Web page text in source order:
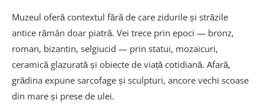
Muzeul oferă contextul fără de care zidurile și străzile
antice rămân doar piatră. Vei trece prin epoci — bronz,
roman, bizantin, selgiucid — prin statui, mozaicuri,
ceramică glazurată și obiecte de viață cotidiană. Afară,
grădina expune sarcofage și sculpturi, ancore vechi scoase
din mare și prese de ulei.